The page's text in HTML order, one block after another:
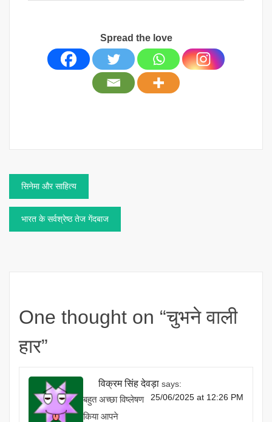
Spread the love
Post
navigation
सिनेमा और साहित्य
भारत के सर्वश्रेष्ठ तेज गेंदबाज
One thought on “चुभने वाली
हार”
विक्रम सिंह देवड़ा says:
25/06/2025 at 12:26 PM
बहुत अच्छा विष्लेषण
किया आपने